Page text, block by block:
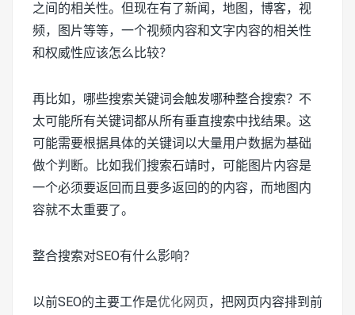
之间的相关性。但现在有了新闻，地图，博客，视
频，图片等等，一个视频内容和文字内容的相关性
和权威性应该怎么比较？
再比如，哪些搜索关键词会触发哪种整合搜索？不
太可能所有关键词都从所有垂直搜索中找结果。这
可能需要根据具体的关键词以大量用户数据为基础
做个判断。比如我们搜索石靖时，可能图片内容是
一个必须要返回而且要多返回的的内容，而地图内
容就不太重要了。
整合搜索对SEO有什么影响？
以前SEO的主要工作是优化网页 ，把网页内容排到前